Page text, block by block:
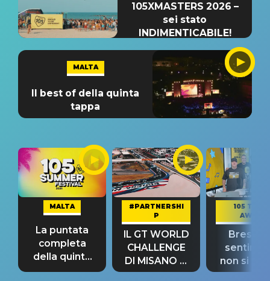
105XMASTERS 2026 –
sei stato
INDIMENTICABILE!
MALTA
Il best of della quinta
tappa
MALTA
La puntata
completa
della quinta
tappa
#PARTNERSHI
P
IL GT WORLD
CHALLENGE
DI MISANO si
riconferma
105 TAKE
AWAY
Bresh:
non si
fino alla